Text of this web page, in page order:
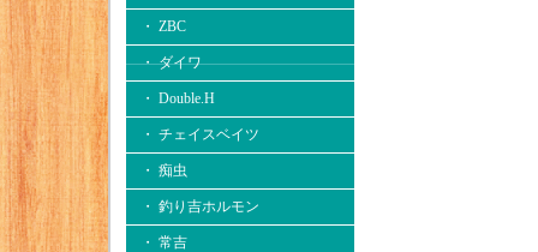
・ ZBC
・ ダイワ
・ Double.H
・ チェイスベイツ
・ 痴虫
・ 釣り吉ホルモン
・ 常吉